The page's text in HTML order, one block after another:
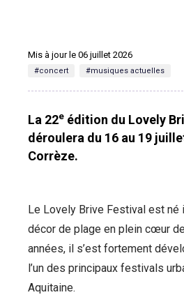
Mis à jour le 06 juillet 2026
#concert #musiques actuelles
La 22e édition du Lovely
déroulera du 16 au 19
Corrèze.
Le Lovely Brive Festival est né
décor de plage en plein cœur
années, il s’est fortement
l’un des principaux festivals
Aquitaine.